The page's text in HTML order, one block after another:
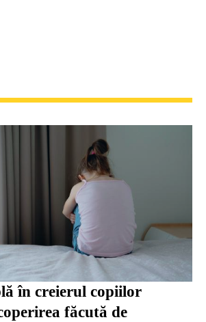
în creierul copiilor
făcută de